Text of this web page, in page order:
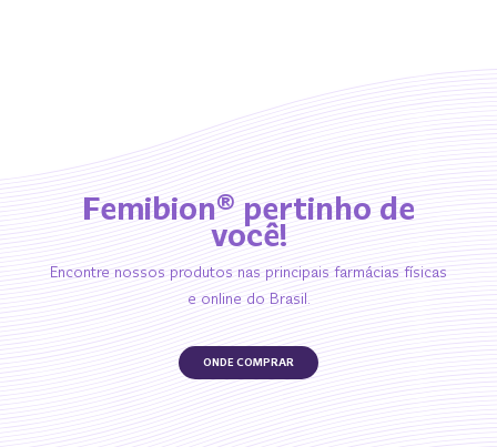
Femibion®pertinho de
você!
Encontre nossos produtos nas principais farmácias físicas
e online do Brasil.
ONDE COMPRAR